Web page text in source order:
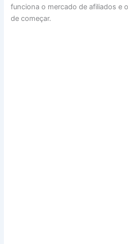
funciona o mercado de afiliados e
de começar.